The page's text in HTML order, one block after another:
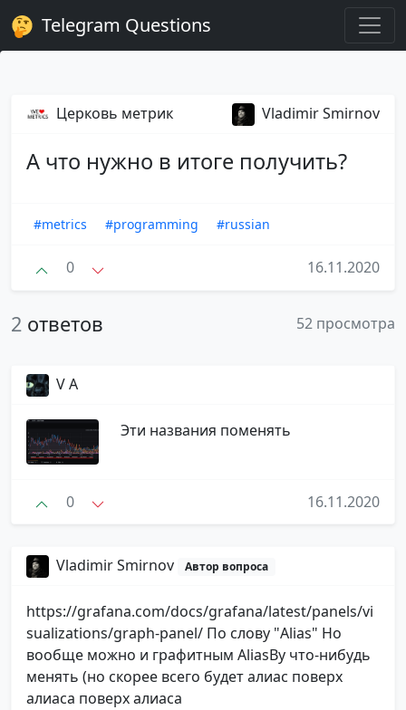
Telegram Questions
Церковь метрик Vladimir Smirnov
А что нужно в итоге получить?
#metrics #programming #russian
0 16.11.2020
2 ответов 52 просмотра
V A
Эти названия поменять
0 16.11.2020
Vladimir Smirnov Автор вопроса
https://grafana.com/docs/grafana/latest/panels/vi
sualizations/graph-panel/ По слову "Alias" Но
вообще можно и графитным AliasBy что-нибудь
менять (но скорее всего будет алиас поверх
алиаса поверх алиаса